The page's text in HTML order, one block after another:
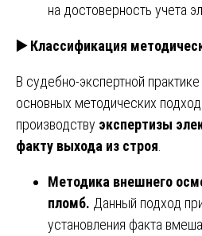
на достоверность учета
▶️Классификация
В судебно-экспертной
основных методических
производству экспертизы
факту выхода из строя
Методика внешнего
пломб. Данный подход
установления факта